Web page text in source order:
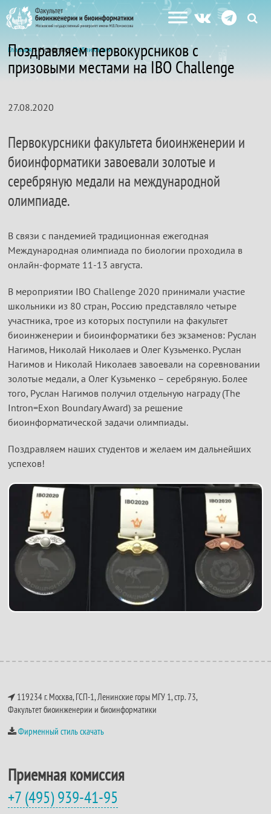
Главная» Новости »Публикации
Поздравляем первокурсников с
призовыми местами на IBO Challenge
27.08.2020
Первокурсники факультета биоинженерии и
биоинформатики завоевали золотые и
серебряную медали на международной
олимпиаде.
В связи с пандемией традиционная ежегодная
Международная олимпиада по биологии проходила в
онлайн-формате 11-13 августа.
В мероприятии IBO Challenge 2020 принимали участие
школьники из 80 стран, Россию представляло четыре
участника, трое из которых поступили на факультет
биоинженерии и биоинформатики без экзаменов: Руслан
Нагимов, Николай Николаев и Олег Кузьменко. Руслан
Нагимов и Николай Николаев завоевали на соревновании
золотые медали, а Олег Кузьменко – серебряную. Более
того, Руслан Нагимов получил отдельную награду (The
Intron=Exon Boundary Award) за решение
биоинформатической задачи олимпиады.
Поздравляем наших студентов и желаем им дальнейших
успехов!
119234 г. Москва, ГСП-1, Ленинские горы МГУ 1, стр. 73,
Факультет биоинженерии и биоинформатики
Фирменный стиль скачать
Приемная комиссия
+7 (495) 939-41-95